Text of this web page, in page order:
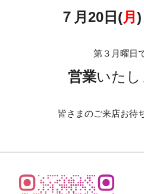
７月20日(月 )
第３月曜日
営業いたし
皆さまのご来店お待